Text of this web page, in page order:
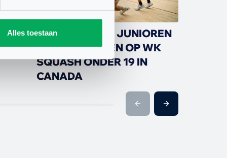
Alles toestaanNEDERLANDSE JUNIOREN
LATEN ZICH ZIEN OP WK
SQUASH ONDER 19 IN
CANADA